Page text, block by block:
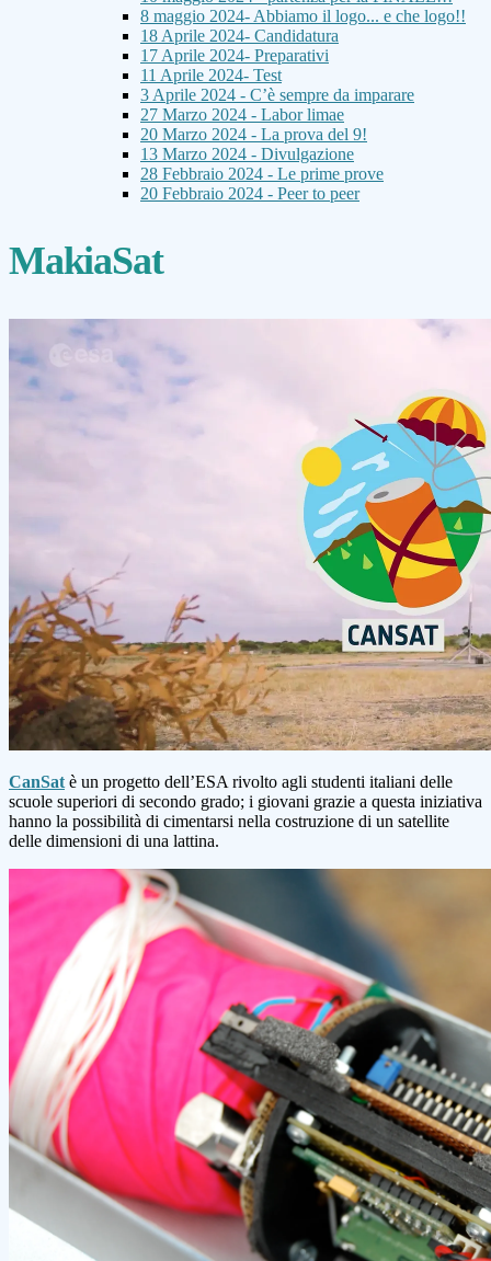
8 maggio 2024- Abbiamo il logo... e che logo!!
18 Aprile 2024- Candidatura
17 Aprile 2024- Preparativi
11 Aprile 2024- Test
3 Aprile 2024 - C’è sempre da imparare
27 Marzo 2024 - Labor limae
20 Marzo 2024 - La prova del 9!
13 Marzo 2024 - Divulgazione
28 Febbraio 2024 - Le prime prove
20 Febbraio 2024 - Peer to peer
MakiaSat
CanSat è un progetto dell’ESA rivolto agli studenti italiani delle
scuole superiori di secondo grado; i giovani grazie a questa iniziativa
hanno la possibilità di cimentarsi nella costruzione di un satellite
delle dimensioni di una lattina.